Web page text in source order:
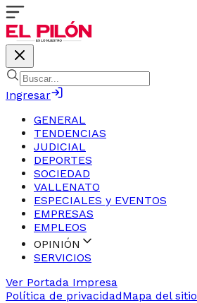
Ingresar
GENERAL
TENDENCIAS
JUDICIAL
DEPORTES
SOCIEDAD
VALLENATO
ESPECIALES y EVENTOS
EMPRESAS
EMPLEOS
OPINIÓN
SERVICIOS
Ver Portada Impresa
Política de privacidadMapa del sitio